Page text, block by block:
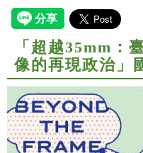
「超越35mm：
像的再現政治」